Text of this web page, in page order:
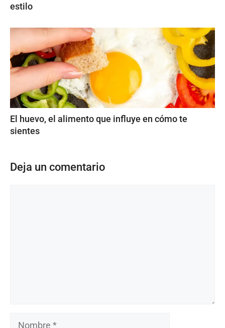
estilo
El huevo, el alimento que influye en cómo te
sientes
Deja un comentario
Nombre